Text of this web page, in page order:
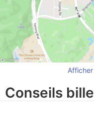
Conseils